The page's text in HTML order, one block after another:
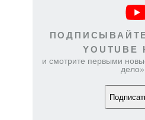
YOUTUBE
и смотрите первыми
дело»